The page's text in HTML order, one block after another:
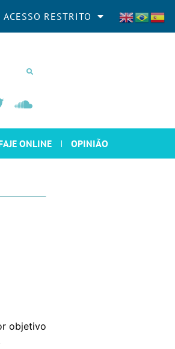
ACESSO RESTRITO
ONLINE OPINIÃO
objetivo